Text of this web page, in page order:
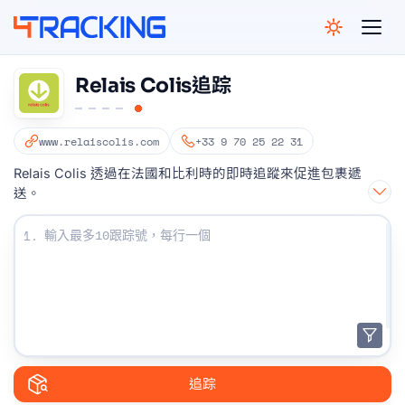
Relais Colis追踪
www.relaiscolis.com +33 9 70 25 22 31
Relais Colis 透過在法國和比利時的即時追蹤來促進包裹遞
送。
輸入您的跟踪號碼：
1.
追踪